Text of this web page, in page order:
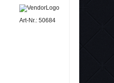
Art-Nr.: 50684